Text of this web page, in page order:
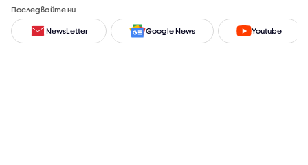
Последвайте ни
NewsLetter Google News Youtube